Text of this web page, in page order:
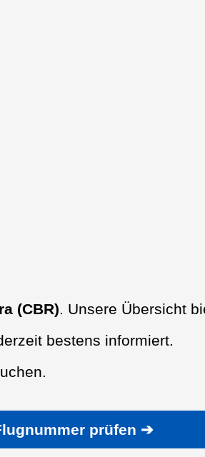
(CBR). Unsere Übersicht
bestens informiert.
prüfen ➔